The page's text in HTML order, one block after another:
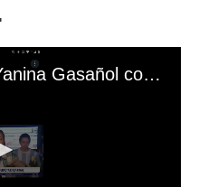
El mal momento de Yanina Gasañol con un hincha argentino en "Subrayado"